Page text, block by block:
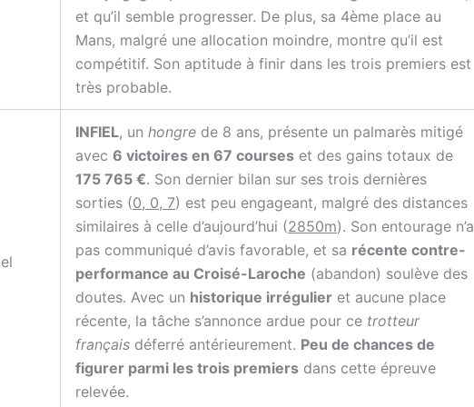
et qu’il semble progresser. De plus, sa 4ème place au
Mans, malgré une allocation moindre, montre qu’il est
compétitif. Son aptitude à finir dans les trois premiers est
très probable.
INFIEL, un hongre de 8 ans, présente un palmarès mitigé
avec 6 victoires en 67 courses et des gains totaux de
175 765 €. Son dernier bilan sur ses trois dernières
sorties (0, 0, 7) est peu engageant, malgré des distances
similaires à celle d’aujourd’hui (2850m). Son entourage n’a
pas communiqué d’avis favorable, et sa récente contre-
performance au Croisé-Laroche (abandon) soulève des
doutes. Avec un historique irrégulier et aucune place
récente, la tâche s’annonce ardue pour ce trotteur
français déferré antérieurement. Peu de chances de
figurer parmi les trois premiers dans cette épreuve
relevée.